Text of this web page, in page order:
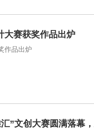
大赛获奖作品出炉
作品出炉
”文创大赛圆满落幕